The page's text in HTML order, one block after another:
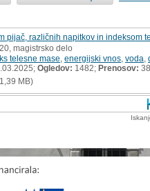
pijač, različnih napitkov in indeksom
magistrsko delo
telesne mase energijski vnos voda
Ogledov: 1482; Prenosov: 38
MB)